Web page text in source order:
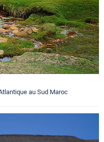
au Sud Maroc